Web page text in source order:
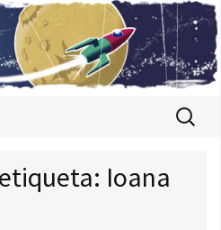
Buscar:
Ioana